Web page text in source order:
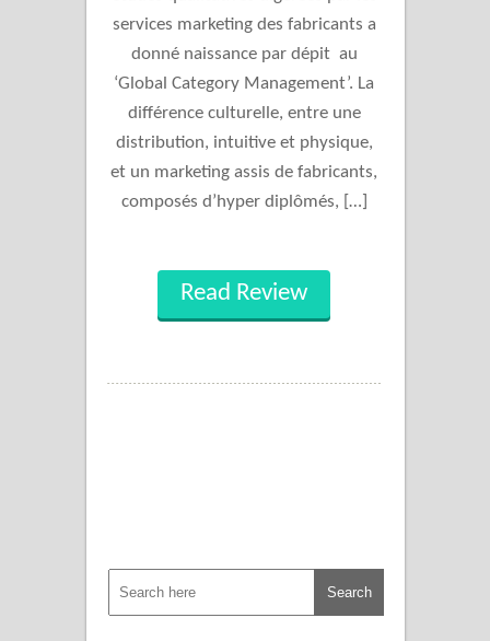
services marketing des fabricants a
donné naissance par dépit au
‘Global Category Management’. La
différence culturelle, entre une
distribution, intuitive et physique,
et un marketing assis de fabricants,
composés d’hyper diplômés, […]
Read Review